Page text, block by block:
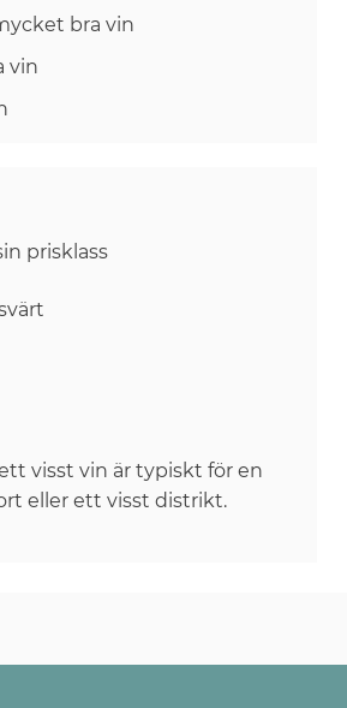
bra vin
vin
prisklass
visst vin är typiskt för en
eller ett visst distrikt.